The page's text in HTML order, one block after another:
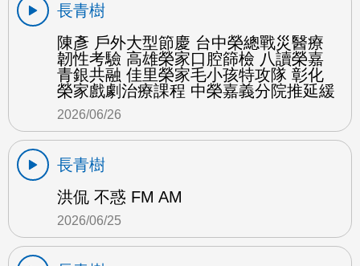
長青樹
陳彥 戶外大型節慶 台中榮總戰災醫療
韌性考驗 高雄榮家口腔篩檢 八讀榮嘉
青銀共融 佳里榮家毛小孩特攻隊 彰化
榮家戲劇治療課程 中榮嘉義分院推延緩
2026/06/26
長青樹
洪侃 不惑 FM AM
2026/06/25